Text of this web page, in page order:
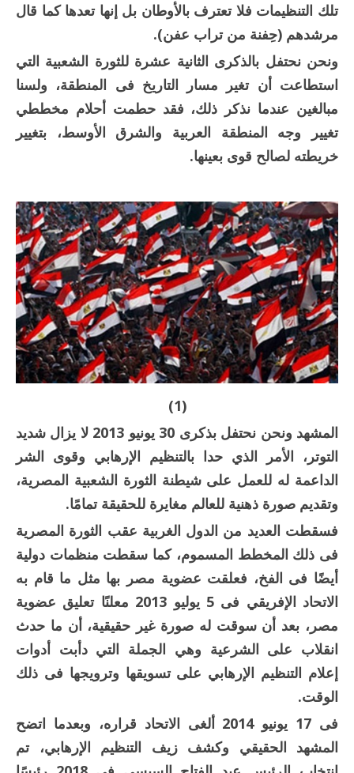
تلك التنظيمات فلا تعترف بالأوطان بل إنها تعدها كما قال
مرشدهم (حِفنة من تراب عفن).
ونحن نحتفل بالذكرى الثانية عشرة للثورة الشعبية التي
استطاعت أن تغير مسار التاريخ فى المنطقة، ولسنا
مبالغين عندما نذكر ذلك، فقد حطمت أحلام مخططي
تغيير وجه المنطقة العربية والشرق الأوسط، بتغيير
خريطته لصالح قوى بعينها.
المشهد ونحن نحتفل بذكرى 30 يونيو 2013 لا يزال شديد
التوتر، الأمر الذي حدا بالتنظيم الإرهابي وقوى الشر
الداعمة له للعمل على شيطنة الثورة الشعبية المصرية،
وتقديم صورة ذهنية للعالم مغايرة للحقيقة تمامًا.
فسقطت العديد من الدول الغربية عقب الثورة المصرية
فى ذلك المخطط المسموم، كما سقطت منظمات دولية
أيضًا فى الفخ، فعلقت عضوية مصر بها مثل ما قام به
الاتحاد الإفريقي فى 5 يوليو 2013 معلنًا تعليق عضوية
مصر، بعد أن سوقت له صورة غير حقيقية، أن ما حدث
انقلاب على الشرعية وهي الجملة التي دأبت أدوات
إعلام التنظيم الإرهابي على تسويقها وترويجها فى ذلك
الوقت.
فى 17 يونيو 2014 ألغى الاتحاد قراره، وبعدما اتضح
المشهد الحقيقي وكشف زيف التنظيم الإرهابي، تم